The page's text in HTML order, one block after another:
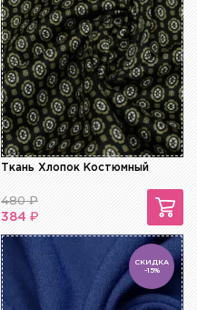
Ткань Хлопок Костюмный
480₽
384 ₽
СКИДКА
-15%